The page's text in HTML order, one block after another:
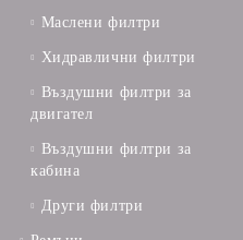
Маслени филтри
Хидравлични филтри
Въздушни филтри за
двигател
Въздушни филтри за
кабина
Други филтри